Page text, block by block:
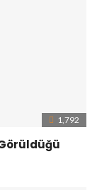
1,792